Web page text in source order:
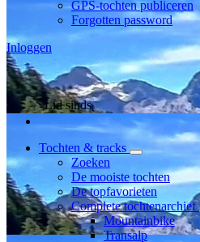
GPS-tochten publiceren
Forgotten password
Inloggen
Lid sinds
Tochten & tracks
Zoeken
De mooiste tochten
De topfavorieten
Complete tochtenarchief
Mountainbike
Transalp